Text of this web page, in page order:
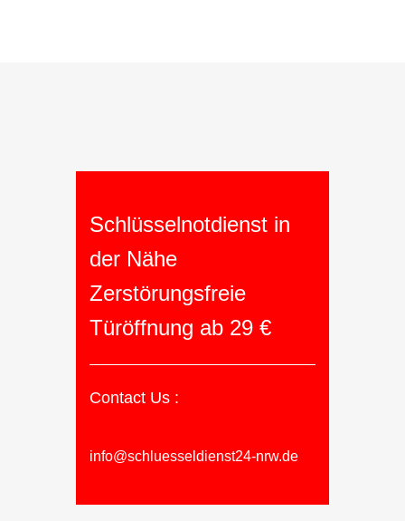
Schlüsselnotdienst in
der Nähe
Zerstörungsfreie
Türöffnung ab 29 €
Contact Us :
info@schluesseldienst24-nrw.de